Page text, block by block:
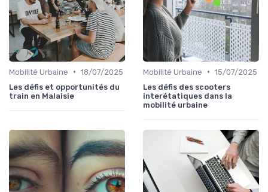
Mobilité Urbaine • 18/07/2025
Les défis et opportunités du
train en Malaisie
Mobilité Urbaine • 15/07/2025
Les défis des scooters
interétatiques dans la
mobilité urbaine